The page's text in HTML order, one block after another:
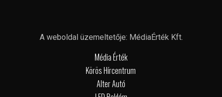
A weboldal üzemeltetője: MédiaÉrték Kft.
Média Érték
Körös Hírcentrum
Alter Autó